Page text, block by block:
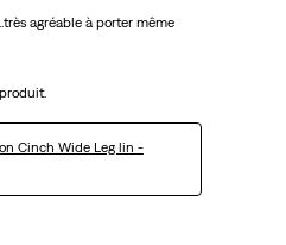
agréable à porter même
Cinch Wide Leg lin -